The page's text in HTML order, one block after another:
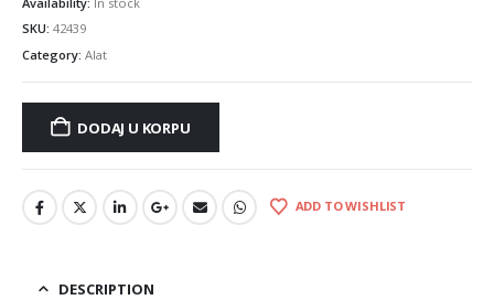
SKU: 42439
Category: Alat
DODAJ U KORPU
ADD TO WISHLIST
DESCRIPTION